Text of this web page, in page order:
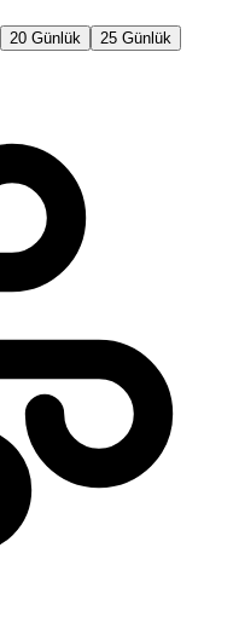
20 Günlük
25 Günlük